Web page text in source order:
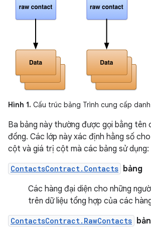
Hình 1. Cấu trúc bảng Trình cung cấp
Ba bảng này thường được gọi bằng tên
đồng. Các lớp này xác định hằng số cho
cột và giá trị cột mà các bảng sử dụng:
ContactsContract.Contacts bảng
Các hàng đại diện cho những
trên dữ liệu tổng hợp của các
ContactsContract.RawContacts